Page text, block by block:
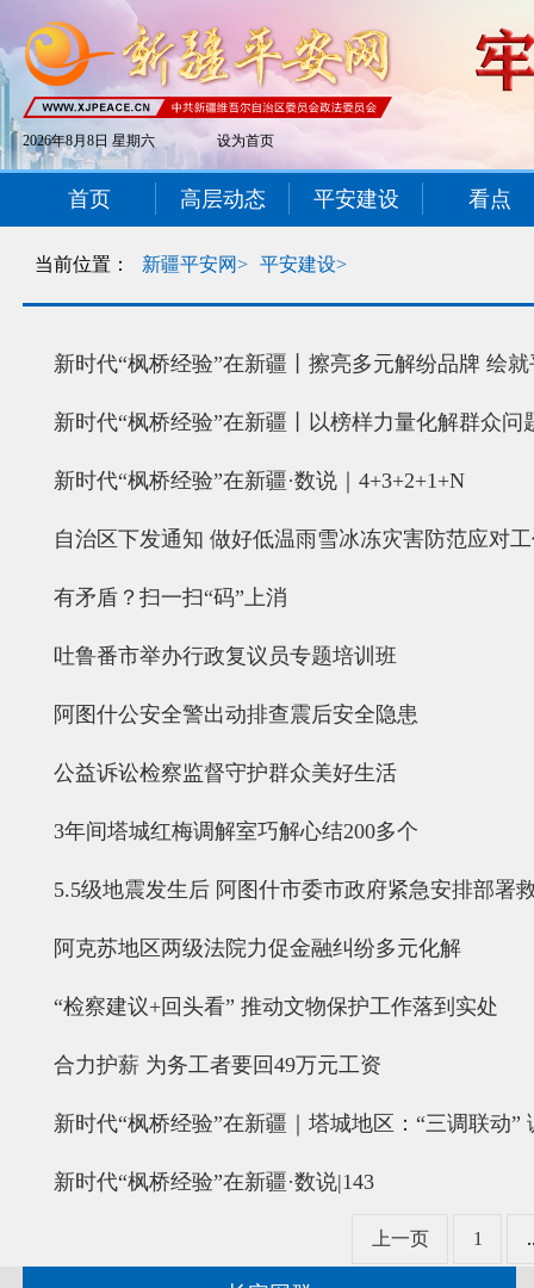
2026年8月8日 星期六 设为首页
首页 高层动态 平安建设 看点
当前位置： 新疆平安网> 平安建设>
新时代“枫桥经验”在新疆丨擦亮多元解纷品牌 绘
新时代“枫桥经验”在新疆丨以榜样力量化解群众问
新时代“枫桥经验”在新疆·数说｜4+3+2+1+N
自治区下发通知 做好低温雨雪冰冻灾害防范应对
有矛盾？扫一扫“码”上消
吐鲁番市举办行政复议员专题培训班
阿图什公安全警出动排查震后安全隐患
公益诉讼检察监督守护群众美好生活
3年间塔城红梅调解室巧解心结200多个
5.5级地震发生后 阿图什市委市政府紧急安排部署
阿克苏地区两级法院力促金融纠纷多元化解
“检察建议+回头看” 推动文物保护工作落到实处
合力护薪 为务工者要回49万元工资
新时代“枫桥经验”在新疆｜塔城地区：“三调联动”
新时代“枫桥经验”在新疆·数说|143
上一页 1